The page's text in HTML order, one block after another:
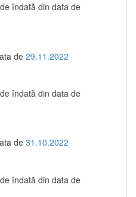
îndată din data de
de 29.11.2022
îndată din data de
de 31.10.2022
îndată din data de